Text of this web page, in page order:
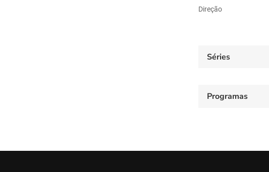
Direção
Séries
Programas